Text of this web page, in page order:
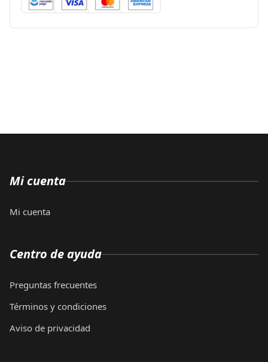
Mi cuenta
Mi cuenta
Centro de ayuda
Preguntas frecuentes
Términos y condiciones
Aviso de privacidad